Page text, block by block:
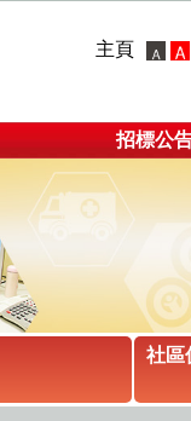
主頁
招標公
社區